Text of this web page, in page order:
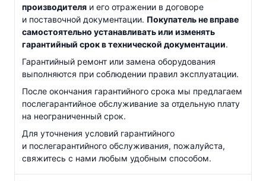
производителя и его отражении в договоре
и поставочной документации. Покупатель не вправе
самостоятельно устанавливать или изменять
гарантийный срок в технической документации.
Гарантийный ремонт или замена оборудования
выполняются при соблюдении правил эксплуатации.
После окончания гарантийного срока мы предлагаем
послегарантийное обслуживание за отдельную плату
на неограниченный срок.
Для уточнения условий гарантийного
и послегарантийного обслуживания, пожалуйста,
свяжитесь с нами любым удобным способом.